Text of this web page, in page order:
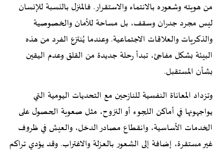
من هويته وشعوره بالانتماء والاستقرار. فالمنزل بالنسبة للإنسان
ليس مجرد جدران وسقف، بل مساحة للأمان والخصوصية
والذكريات والعلاقات الاجتماعية. وعندما يُنتزع الفرد من هذه
البيئة بشكل مفاجئ، تبدأ رحلة جديدة من القلق وعدم اليقين
بشأن المستقبل.
وتزداد المعاناة النفسية للنازحين مع التحديات اليومية التي
يواجهونها في أماكن اللجوء أو النزوح، مثل صعوبة الحصول على
الخدمات الأساسية، وانقطاع مصادر الدخل، والعيش في ظروف
غير مستقرة، إضافة إلى الشعور بالعزلة والاغتراب. وقد يؤدي تراكم